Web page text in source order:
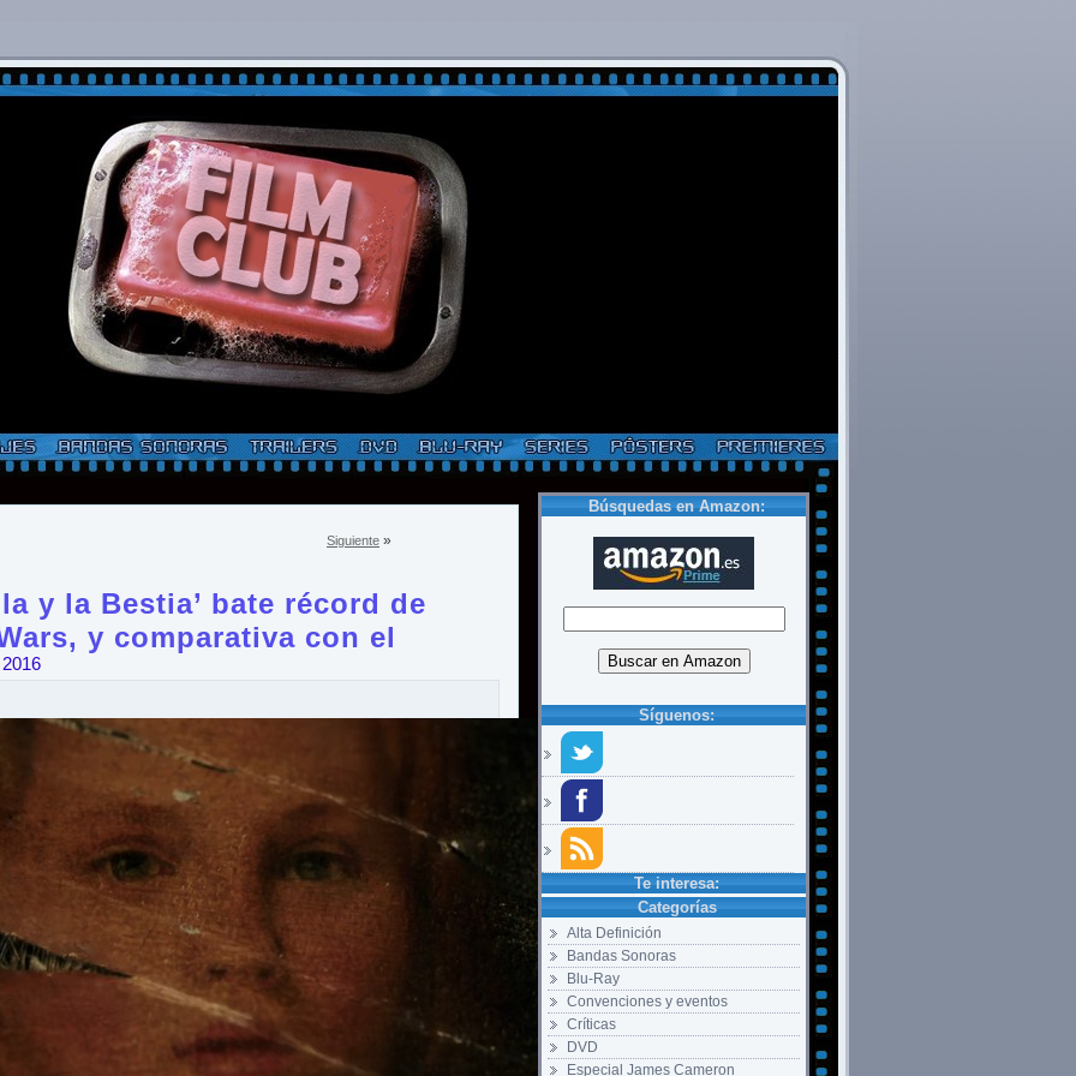
Búsquedas en Amazon:
Síguenos:
Te interesa:
Categorías
Alta Definición
Bandas Sonoras
Blu-Ray
Convenciones y eventos
Críticas
DVD
Especial James Cameron
Siguiente »
y la Bestia’ bate récord de
y comparativa con el